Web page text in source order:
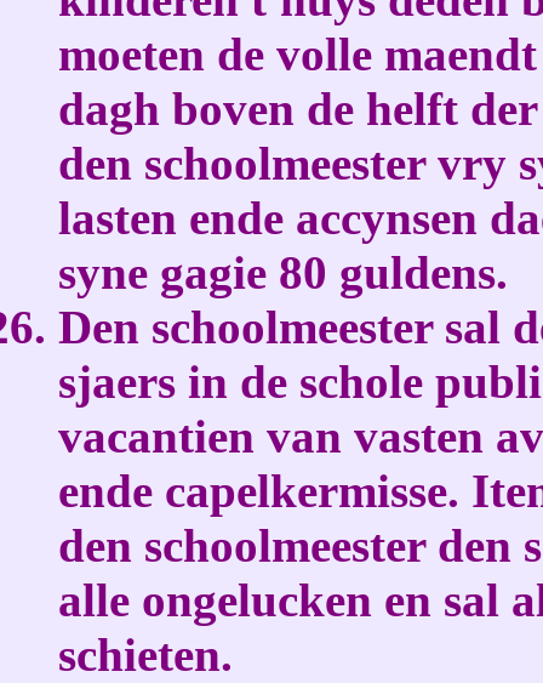
moeten de volle
dagh boven de helft
den schoolmeester vry
lasten ende accynsen
syne gagie 80 guldens.
Den schoolmeester sal
sjaers in de schole
vacantien van vasten
ende capelkermisse.
den schoolmeester den
alle ongelucken en sal
schieten.